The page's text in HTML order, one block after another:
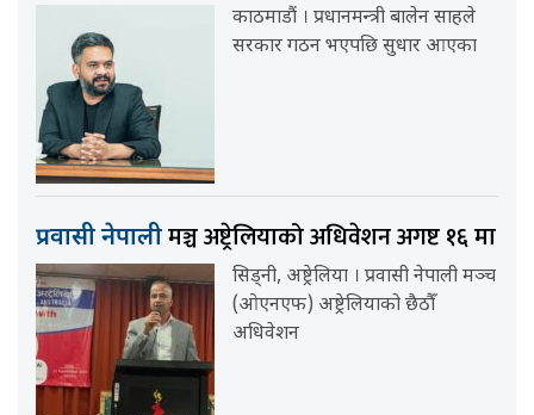
काठमाडौं । प्रधानमन्त्री बालेन साहले
सरकार गठन भएपछि सुधार आएका
प्रवासी नेपालीमञ्च अष्ट्रेलियाको अधिवेशन अगष्ट १६ मा
सिड्नी, अष्ट्रेलिया । प्रवासी नेपाली मञ्च
(ओएनएफ) अष्ट्रेलियाको छैठौँ
अधिवेशन